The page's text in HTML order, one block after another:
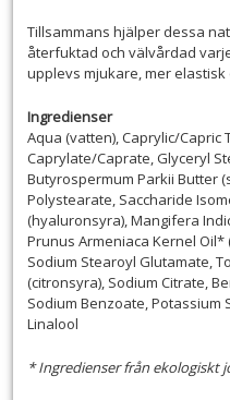
Tillsammans hjälper dessa
återfuktad och välvårdad
upplevs mjukare, mer
Ingredienser
Aqua (vatten), Caprylic/Capric
Caprylate/Caprate, Glyceryl
Butyrospermum Parkii Butter
Polystearate, Saccharide
(hyaluronsyra), Mangifera
Prunus Armeniaca Kernel
Sodium Stearoyl Glutamate,
(citronsyra), Sodium Citrate,
Sodium Benzoate, Potassium
Linalool
* Ingredienser från ekologiskt